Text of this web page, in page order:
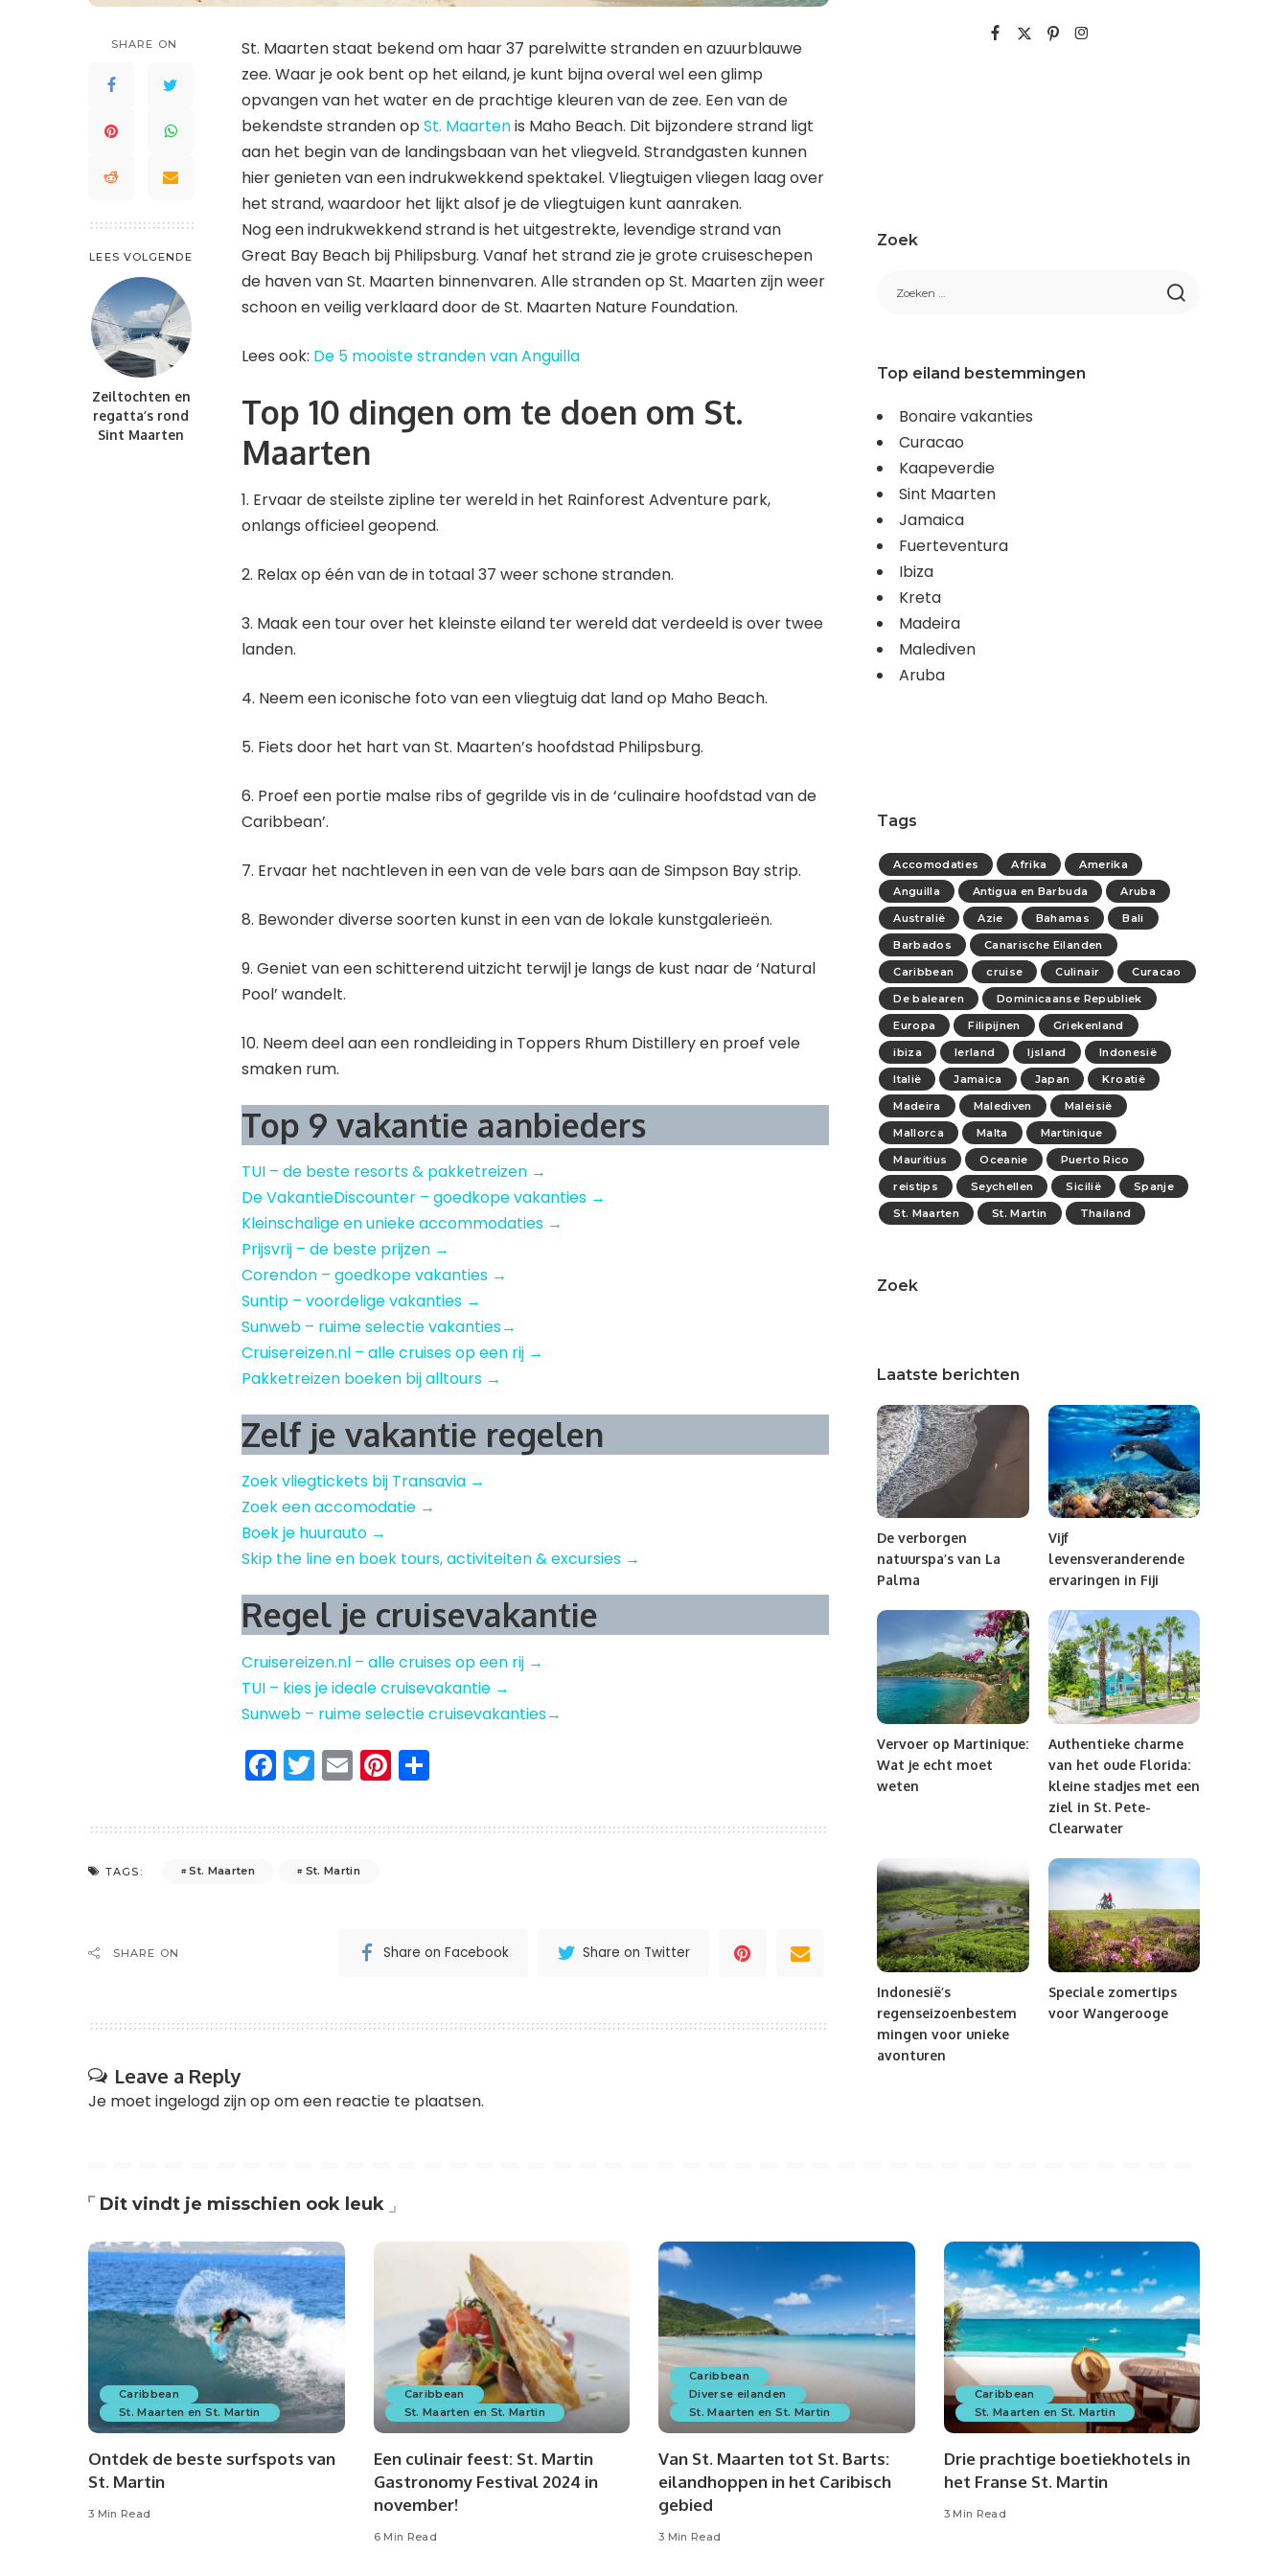
Saint-Barthélemy
St. Kitts en Nevis
Turks- en Caicoseilanden
Trinidad en Tobago
Turks- en Caicoseilanden
SHARE ON
LEES VOLGENDE
Zeiltochten en
regatta’s rond
Sint Maarten
St. Maarten staat bekend om haar 37 parelwitte stranden en azuurblauwe
zee. Waar je ook bent op het eiland, je kunt bijna overal wel een glimp
opvangen van het water en de prachtige kleuren van de zee. Een van de
bekendste stranden op St. Maartenis Maho Beach. Dit bijzondere strand ligt
aan het begin van de landingsbaan van het vliegveld. Strandgasten kunnen
hier genieten van een indrukwekkend spektakel. Vliegtuigen vliegen laag over
het strand, waardoor het lijkt alsof je de vliegtuigen kunt aanraken.
Nog een indrukwekkend strand is het uitgestrekte, levendige strand van
Great Bay Beach bij Philipsburg. Vanaf het strand zie je grote cruiseschepen
de haven van St. Maarten binnenvaren. Alle stranden op St. Maarten zijn weer
schoon en veilig verklaard door de St. Maarten Nature Foundation.
Lees ook: De 5 mooiste stranden van Anguilla
Top 10 dingen om te doen om St.
Maarten
1. Ervaar de steilste zipline ter wereld in het Rainforest Adventure park,
onlangs officieel geopend.
2. Relax op één van de in totaal 37 weer schone stranden.
3. Maak een tour over het kleinste eiland ter wereld dat verdeeld is over twee
landen.
4. Neem een iconische foto van een vliegtuig dat land op Maho Beach.
5. Fiets door het hart van St. Maarten’s hoofdstad Philipsburg.
6. Proef een portie malse ribs of gegrilde vis in de ‘culinaire hoofdstad van de
Caribbean’.
7. Ervaar het nachtleven in een van de vele bars aan de Simpson Bay strip.
8. Bewonder diverse soorten kunst in een van de lokale kunstgalerieën.
9. Geniet van een schitterend uitzicht terwijl je langs de kust naar de ‘Natural
Pool’ wandelt.
10. Neem deel aan een rondleiding in Toppers Rhum Distillery en proef vele
smaken rum.
Top 9 vakantie aanbieders
TUI – de beste resorts & pakketreizen →
De VakantieDiscounter – goedkope vakanties →
Kleinschalige en unieke accommodaties →
Prijsvrij – de beste prijzen →
Corendon – goedkope vakanties →
Suntip – voordelige vakanties →
Sunweb – ruime selectie vakanties→
Cruisereizen.nl – alle cruises op een rij →
Pakketreizen boeken bij alltours →
Zelf je vakantie regelen
Zoek vliegtickets bij Transavia →
Zoek een accomodatie →
Boek je huurauto →
Skip the line en boek tours, activiteiten & excursies →
Regel je cruisevakantie
Cruisereizen.nl – alle cruises op een rij →
TUI – kies je ideale cruisevakantie →
Sunweb – ruime selectie cruisevakanties→
Facebook
Twitter
EmailPinterest
TAGS: St. Maarten St. Martin
SHARE ON Share on Facebook Share on Twitter
Leave a Reply
Je moet ingelogd zijn op om een reactie te plaatsen.
Zoek
Top eiland bestemmingen
Bonaire vakanties
Curacao
Kaapeverdie
Sint Maarten
Jamaica
Fuerteventura
Ibiza
Kreta
Madeira
Malediven
Aruba
Tags
Accomodaties Afrika
Amerika
Anguilla
Antigua en Barbuda
Aruba
Australië
Azie Bahamas
Bali
Barbados
Canarische Eilanden
Caribbean
cruise Culinair
Curacao
De balearen
Dominicaanse Republiek
Europa
Filipijnen
Griekenland
ibiza
Ierland Ijsland
Indonesië
Italië
Jamaica Japan
Kroatië
Madeira
Malediven
Maleisië
Mallorca
Malta
Martinique
Mauritius
Oceanie
Puerto Rico
reistips
Seychellen Sicilië
Spanje
St. Maarten
St. Martin Thailand
Zoek
Laatste berichten
De verborgen
natuurspa’s van La
Palma
Vijf
levensveranderende
ervaringen in Fiji
Vervoer op Martinique:
Wat je echt moet
weten
Authentieke charme
van het oude Florida:
kleine stadjes met een
ziel in St. Pete-
Clearwater
Indonesië’s
regenseizoenbestem
mingen voor unieke
avonturen
Speciale zomertips
voor Wangerooge
Dit vindt je misschien ook leuk
Caribbean
St. Maarten en St. Martin
Ontdek de beste surfspots van
St. Martin
3 Min Read
Caribbean
St. Maarten en St. Martin
Een culinair feest: St. Martin
Gastronomy Festival 2024 in
november!
6 Min Read
Caribbean
Diverse eilanden
St. Maarten en St. Martin
Van St. Maarten tot St. Barts:
eilandhoppen in het Caribisch
gebied
3 Min Read
Caribbean
St. Maarten en St. Martin
Drie prachtige boetiekhotels in
het Franse St. Martin
3 Min Read